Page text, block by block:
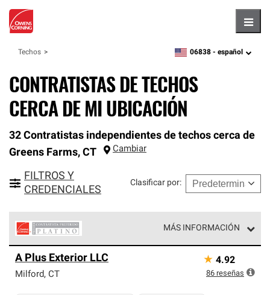
Techos zipcode,language
06838 - español
CONTRATISTAS DE TECHOS
CERCA DE MI UBICACIÓN
32 Contratistas independientes de techos cerca de
Greens Farms, CT Cambiar
FILTROS Y
CREDENCIALES
Clasificar por:
MÁS INFORMACIÓN
Corning constituyen el nivel superior de nuestra red
exclusiva y cumplen con estándares estrictos de
A Plus Exterior LLC
Milford, CT
★ 4.92
86 reseñas